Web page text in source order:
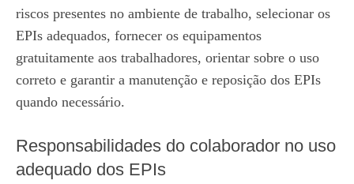
riscos presentes no ambiente de trabalho, selecionar os
EPIs adequados, fornecer os equipamentos
gratuitamente aos trabalhadores, orientar sobre o uso
correto e garantir a manutenção e reposição dos EPIs
quando necessário.
Responsabilidades do colaborador no uso
adequado dos EPIs